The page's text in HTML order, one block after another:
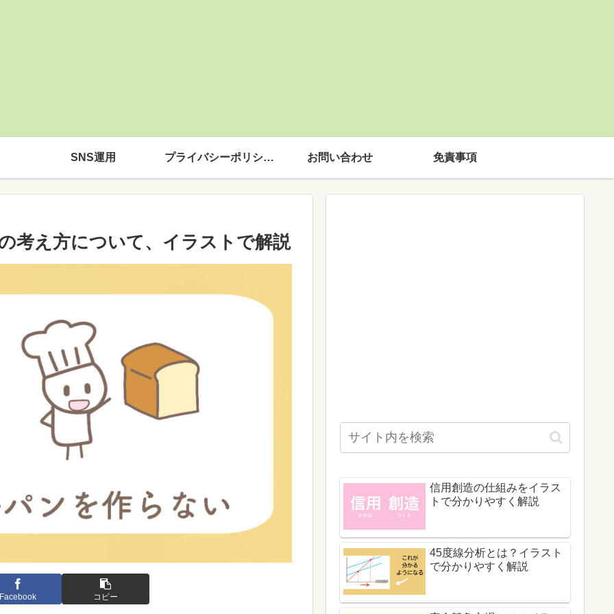
SNS運用 プライバシーポリシー お問い合わせ 免責事項
考え方について、イラストで解説
Facebook コピー
信用創造の仕組みをイラス
トで分かりやすく解説
45度線分析とは？イラスト
で分かりやすく解説